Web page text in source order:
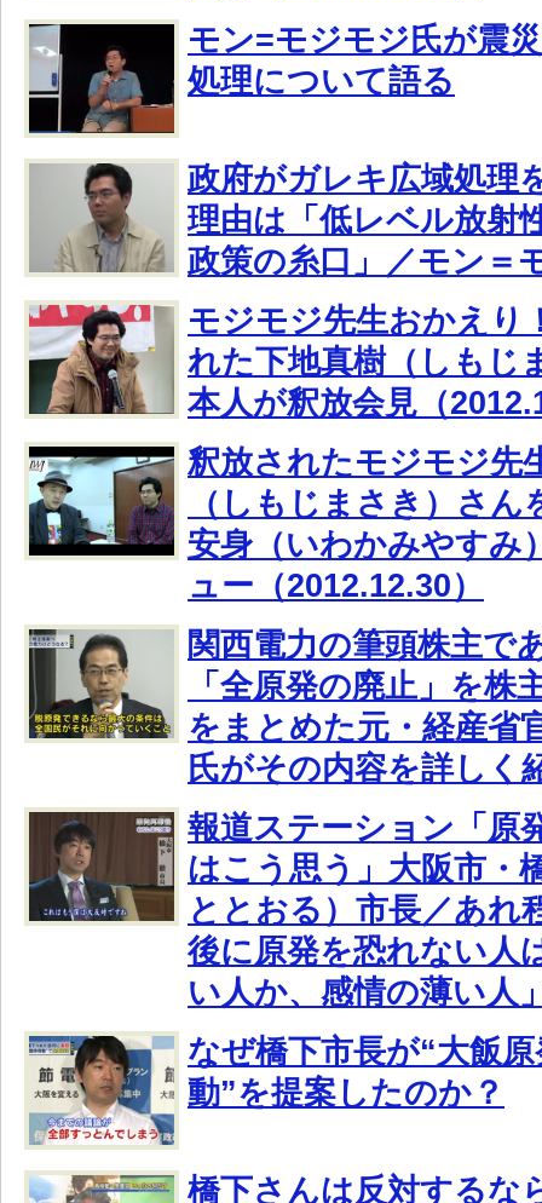
モン=モジモジ氏が震
処理について語る
政府がガレキ広域処理
理由は「低レベル放射
政策の糸口」／モン＝
モジモジ先生おかえり
れた下地真樹（しもじ
本人が釈放会見（
釈放されたモジモジ先
（しもじまさき）さん
安身（いわかみやすみ
ュー（2012.12.30）
関西電力の筆頭株主で
「全原発の廃止」を株
をまとめた元・経産省
氏がその内容を詳しく
報道ステーション「原
はこう思う」大阪市・
ととおる）市長／あれ
後に原発を恐れない人
い人か、感情の薄い人
なぜ橋下市長が“大飯
動”を提案したのか？
橋下さんは反対するな